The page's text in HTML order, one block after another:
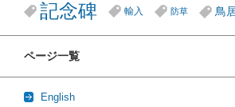
記念碑 輸入 防草 鳥
ページ一覧
English